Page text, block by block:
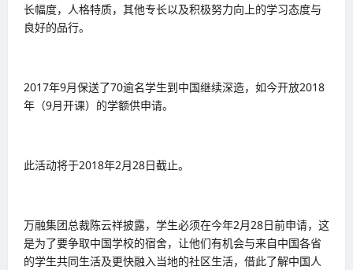
长幅度，人格特质，其他专长以及积极努力向上的学习态度与
良好的品行。
2017年9月保送了70逾名学生到中国继续深造，如今开放2018
年（9月开课）的学额供申请。
此活动将于2018年2月28日截止。
万融集团总裁陈云祥披露，学生必须在今年2月28日前申请，这
是为了要争取中国学校的宿舍，让他们有机会与来自中国各省
的学生共同生活及更快融入当地的社区生活，借此了解中国人